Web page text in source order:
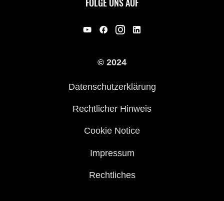
FOLGE UNS AUF
© 2024
Datenschutzerklärung
Rechtlicher Hinweis
Cookie Notice
Impressum
Rechtliches